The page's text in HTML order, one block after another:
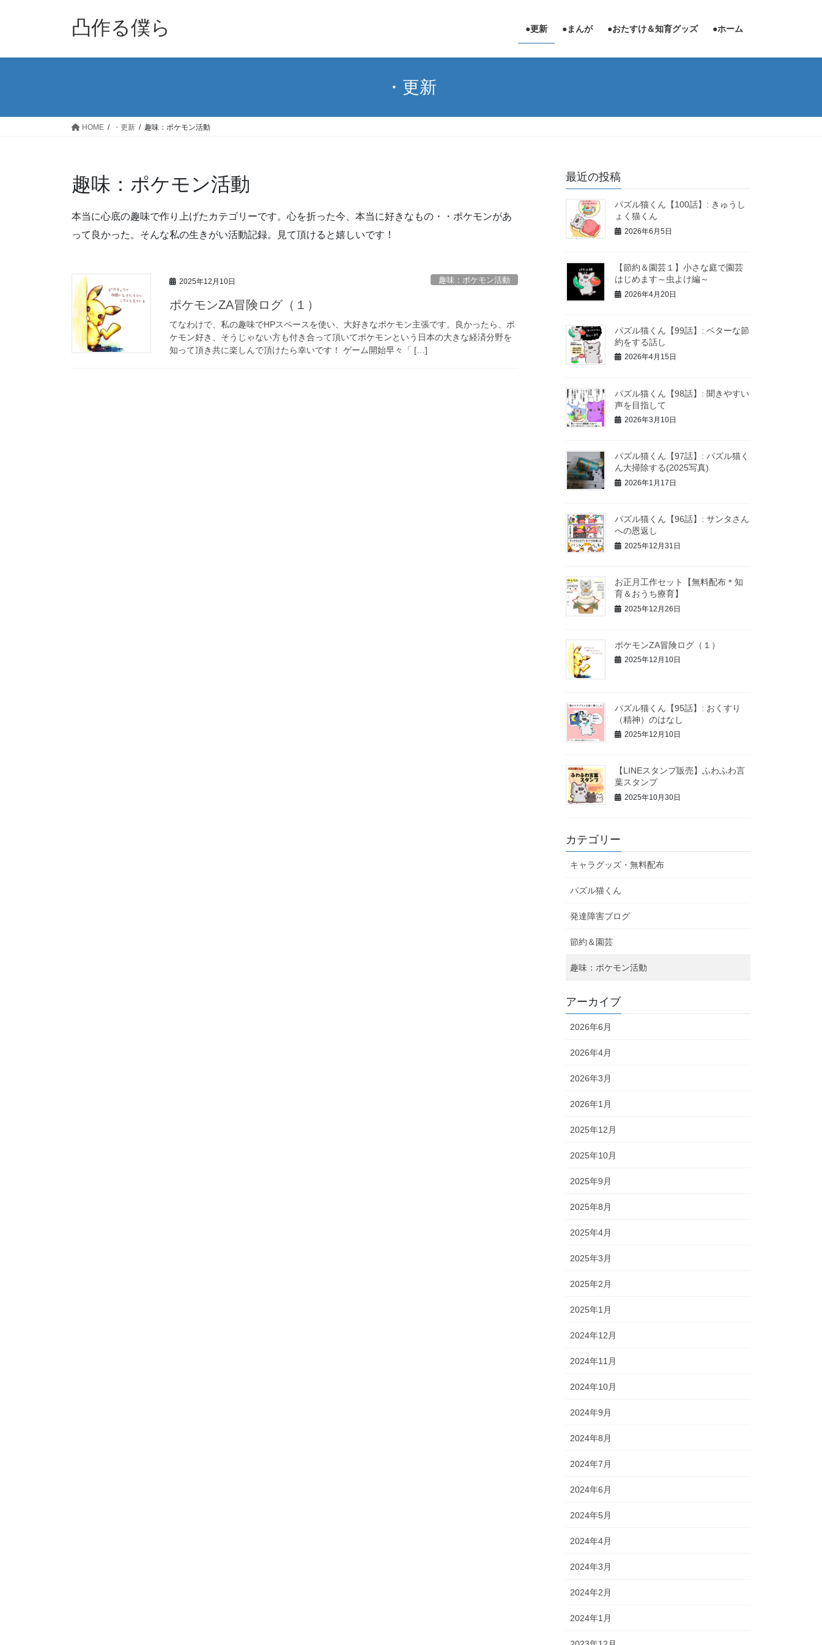
凸作る僕ら ●更新 ●まんが ●おたすけ＆知育グッズ ●ホーム
・更新
HOME ・更新 趣味：ポケモン活動
趣味：ポケモン活動
本当に心底の趣味で作り上げたカテゴリーです。心を折った今、本当に好きなもの・・ポケモンがあ
って良かった。そんな私の生きがい活動記録。見て頂けると嬉しいです！
2025年12月10日 趣味：ポケモン活動
ポケモンZA冒険ログ（１）
てなわけで、私の趣味でHPスペースを使い、大好きなポケモン主張です。良かったら、ポ
ケモン好き、そうじゃない方も付き合って頂いてポケモンという日本の大きな経済分野を
知って頂き共に楽しんで頂けたら幸いです！ ゲーム開始早々「 […]
最近の投稿
パズル猫くん【100話】: きゅうし
ょく猫くん
2026年6月5日
【節約＆園芸１】小さな庭で園芸
はじめます～虫よけ編～
2026年4月20日
パズル猫くん【99話】: ベターな節
約をする話し
2026年4月15日
パズル猫くん【98話】: 聞きやすい
声を目指して
2026年3月10日
パズル猫くん【97話】: パズル猫く
ん大掃除する(2025写真)
2026年1月17日
パズル猫くん【96話】: サンタさん
への恩返し
2025年12月31日
お正月工作セット【無料配布＊知
育＆おうち療育】
2025年12月26日
ポケモンZA冒険ログ（１）
2025年12月10日
パズル猫くん【95話】: おくすり
（精神）のはなし
2025年12月10日
【LINEスタンプ販売】ふわふわ言
葉スタンプ
2025年10月30日
カテゴリー
キャラグッズ・無料配布
パズル猫くん
発達障害ブログ
節約＆園芸
趣味：ポケモン活動
アーカイブ
2026年6月
2026年4月
2026年3月
2026年1月
2025年12月
2025年10月
2025年9月
2025年8月
2025年4月
2025年3月
2025年2月
2025年1月
2024年12月
2024年11月
2024年10月
2024年9月
2024年8月
2024年7月
2024年6月
2024年5月
2024年4月
2024年3月
2024年2月
2024年1月